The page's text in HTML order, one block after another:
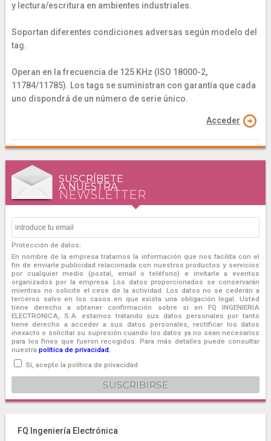
y lectura/escritura en ambientes industriales.
Soportan diferentes condiciones adversas según modelo del
tag.
Operan en la frecuencia de 125 KHz (ISO 18000-2,
11784/11785). Los tags se suministran con garantía que cada
uno dispondrá de un número de serie único.
Acceder
SUSCRÍBETE
A NUESTRA
NEWSLETTER
Protección de datos:
En nombre de la empresa tratamos la información que nos facilita con el
fin de enviarle publicidad relacionada con nuestros productos y servicios
por cualquier medio (postal, email o teléfono) e invitarle a eventos
organizados por la empresa. Los datos proporcionados se conservarán
mientras no solicite el cese de la actividad. Los datos no se cederán a
terceros salvo en los casos en que exista una obligación legal. Usted
tiene derecho a obtener confirmación sobre si en FQ INGENIERIA
ELECTRONICA, S.A. estamos tratando sus datos personales por tanto
tiene derecho a acceder a sus datos personales, rectificar los datos
inexacto o solicitar su supresión cuando los datos ya no sean necesarios
para los fines que fueron recogidos. Para más detalles puede consultar
nuestra política de privacidad.
Sí, acepto la política de privacidad
FQ Ingeniería Electrónica